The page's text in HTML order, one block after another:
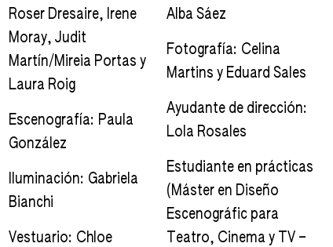
Roser Dresaire, Irene
Moray, Judit
Martín/Mireia Portas y
Laura Roig
Escenografía: Paula
González
Iluminación: Gabriela
Bianchi
Vestuario: Chloe
Alba Sáez
Fotografía: Celina
Martins y Eduard Sales
Ayudante de dirección:
Lola Rosales
Estudiante en prácticas
(Máster en Diseño
Escenográfic para
Teatro, Cinema y TV –